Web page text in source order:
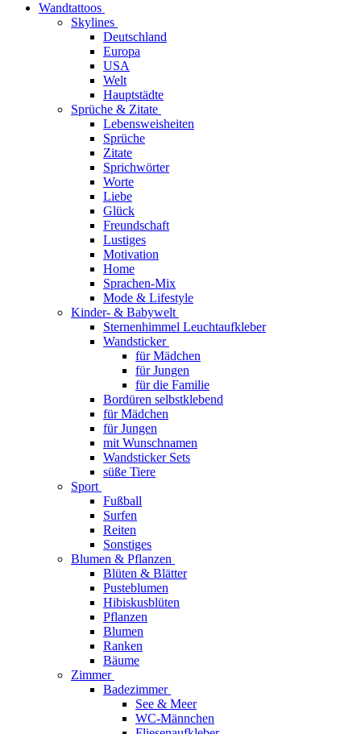
Wandtattoos
Skylines
Deutschland
Europa
USA
Welt
Hauptstädte
Sprüche & Zitate
Lebensweisheiten
Sprüche
Zitate
Sprichwörter
Worte
Liebe
Glück
Freundschaft
Lustiges
Motivation
Home
Sprachen-Mix
Mode & Lifestyle
Kinder- & Babywelt
Sternenhimmel Leuchtaufkleber
Wandsticker
für Mädchen
für Jungen
für die Familie
Bordüren selbstklebend
für Mädchen
für Jungen
mit Wunschnamen
Wandsticker Sets
süße Tiere
Sport
Fußball
Surfen
Reiten
Sonstiges
Blumen & Pflanzen
Blüten & Blätter
Pusteblumen
Hibiskusblüten
Pflanzen
Blumen
Ranken
Bäume
Zimmer
Badezimmer
See & Meer
WC-Männchen